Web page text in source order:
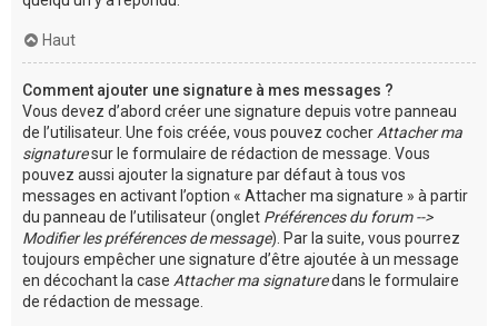
Haut
Comment ajouter une signature à mes messages ?
Vous devez d’abord créer une signature depuis votre panneau
de l’utilisateur. Une fois créée, vous pouvez cocher Attacher ma
signaturesur le formulaire de rédaction de message. Vous
pouvez aussi ajouter la signature par défaut à tous vos
messages en activant l’option « Attacher ma signature » à partir
du panneau de l’utilisateur (onglet Préférences du forum -->
Modifier les préférences de message). Par la suite, vous pourrez
toujours empêcher une signature d’être ajoutée à un message
en décochant la case Attacher ma signaturedans le formulaire
de rédaction de message.